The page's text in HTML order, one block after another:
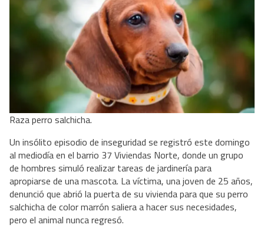
Raza perro salchicha.
Un insólito episodio de inseguridad se registró este domingo
al mediodía en el barrio 37 Viviendas Norte, donde un grupo
de hombres simuló realizar tareas de jardinería para
apropiarse de una mascota. La víctima, una joven de 25 años,
denunció que abrió la puerta de su vivienda para que su perro
salchicha de color marrón saliera a hacer sus necesidades,
pero el animal nunca regresó.